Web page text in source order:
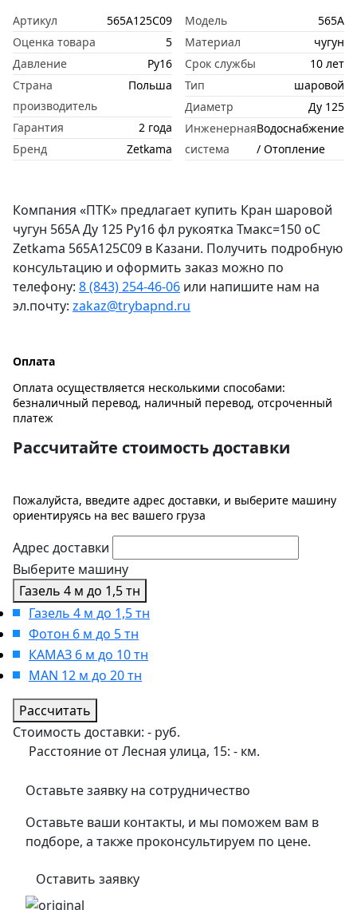
Артикул
565A125C09
Оценка товара
5
Давление
Ру16
Страна
производитель
Польша
Гарантия
2 года
Бренд
Zetkama
Модель
565A
Материал
чугун
Срок службы
10 лет
Тип
шаровой
Диаметр
Ду 125
Инженерная
система
Водоснабжение
/ Отопление
Компания «ПТК» предлагает купить Кран шаровой
чугун 565A Ду 125 Ру16 фл рукоятка Тмакс=150 оС
Zetkama 565A125C09 в Казани. Получить подробную
консультацию и оформить заказ можно по
телефону: 8 (843) 254-46-06 или напишите нам на
эл.почту: zakaz@trybapnd.ru
Оплата
Оплата осуществляется несколькими способами:
безналичный перевод, наличный перевод, отсроченный
платеж
Рассчитайте стоимость доставки
Пожалуйста, введите адрес доставки, и выберите машину
ориентируясь на вес вашего груза
Адрес доставки
Выберите машину
Газель 4 м до 1,5 тн
Газель 4 м до 1,5 тн
Фотон 6 м до 5 тн
КАМАЗ 6 м до 10 тн
MAN 12 м до 20 тн
Рассчитать
Стоимость доставки: - руб.
Расстояние от Лесная улица, 15: - км.
Оставьте заявку на сотрудничество
Оставьте ваши контакты, и мы поможем вам в
подборе, а также проконсультируем по цене.
Оставить заявку